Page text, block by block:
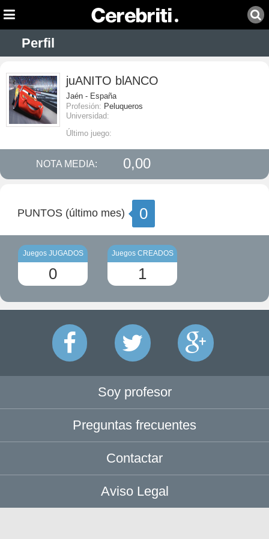
Perfil
juANITO blANCO
Jaén - España
Profesión: Peluqueros
Universidad:
Último juego:
NOTA MEDIA: 0,00
PUNTOS (último mes) 0
Juegos JUGADOS
0
Juegos CREADOS
1
Soy profesor
Preguntas frecuentes
Contactar
Aviso Legal